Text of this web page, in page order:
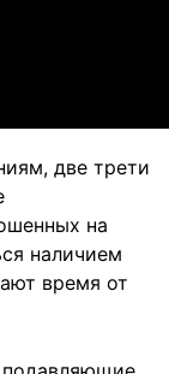
две трети
на
наличием
время от